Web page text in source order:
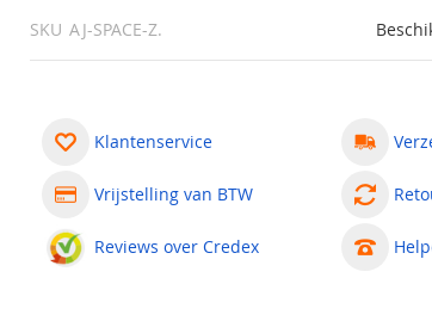
SKU AJ-SPACE-Z.
Klantenservice
Vrijstelling van BTW
Reviews over Credex